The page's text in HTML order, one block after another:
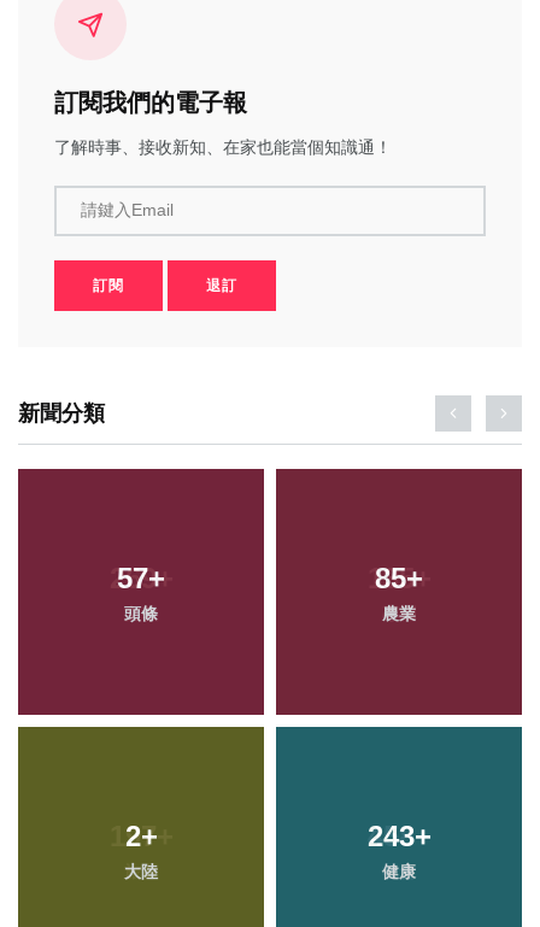
訂閱我們的電子報
了解時事、接收新知、在家也能當個知識通！
請鍵入Email
訂閱 退訂
新聞分類
57+
頭條
85+
農業
2+
大陸
243+
健康